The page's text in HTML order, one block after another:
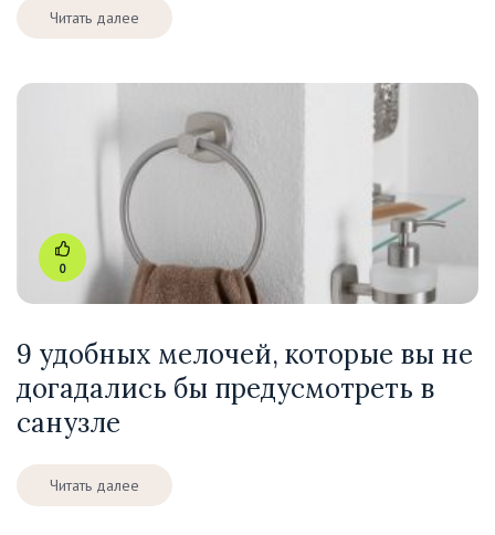
Читать далее
0
9 удобных мелочей, которые вы не
догадались бы предусмотреть в
санузле
Читать далее